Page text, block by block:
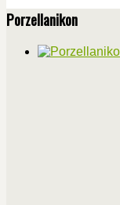
Porzellanikon